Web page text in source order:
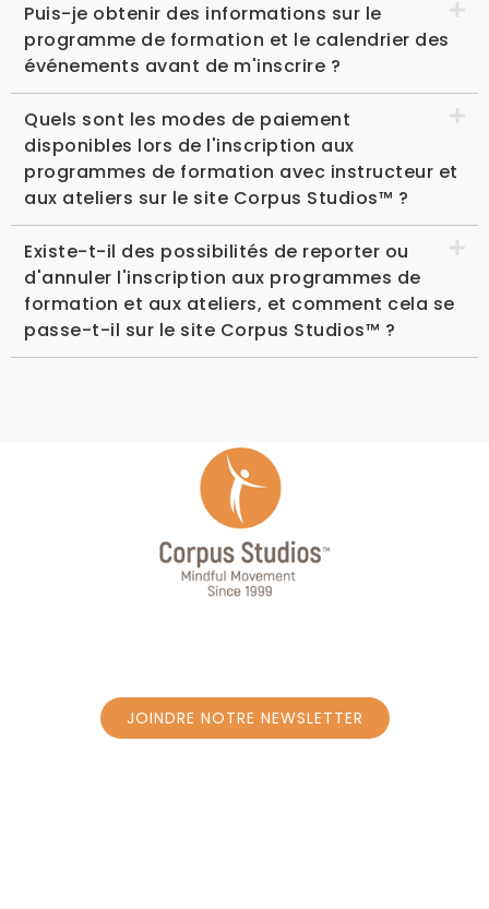
Puis-je obtenir des informations sur le
programme de formation et le calendrier des
événements avant de m'inscrire ?
Quels sont les modes de paiement
disponibles lors de l'inscription aux
programmes de formation avec instructeur et
aux ateliers sur le site Corpus Studios™ ?
Existe-t-il des possibilités de reporter ou
d'annuler l'inscription aux programmes de
formation et aux ateliers, et comment cela se
passe-t-il sur le site Corpus Studios™ ?
JOINDRE NOTRE NEWSLETTER